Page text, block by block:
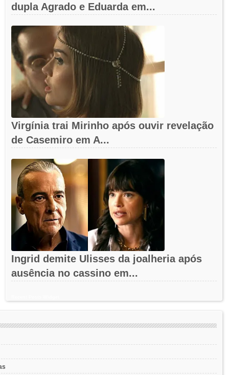
dupla Agrado e Eduarda em...
Virgínia trai Mirinho após ouvir revelação
de Casemiro em A...
Ingrid demite Ulisses da joalheria após
ausência no cassino em...